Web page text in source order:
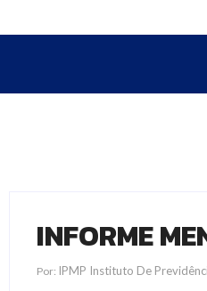
INFORME
Por: IPMP Instituto De